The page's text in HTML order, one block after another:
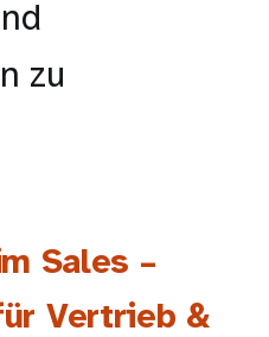
zu
Sales –
Vertrieb &